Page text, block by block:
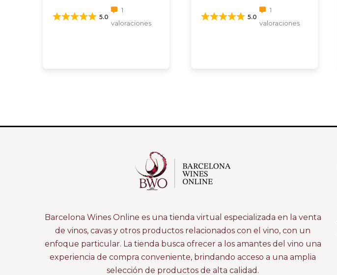
5.0
1
valoraciones
5.0
1
valoraciones
Barcelona Wines Online es una tienda virtual especializada en la venta
de vinos, cavas y otros productos relacionados con el vino, con un
enfoque particular. La tienda busca ofrecer a los amantes del vino una
experiencia de compra conveniente, brindando acceso a una amplia
selección de productos de alta calidad.